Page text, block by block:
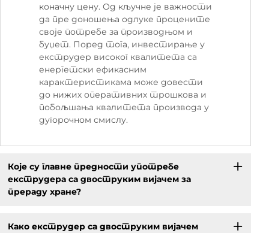
коначну цену. Од кључне је важности
да пре доношења одлуке процените
своје потребе за производњом и
буџет. Поред тога, инвестирање у
екструдер високог квалитета са
енергетски ефикасним
карактеристикама може довести
до нижих оперативних трошкова и
побољшања квалитета производа у
дугорочном смислу.
Које су главне предности употребе
екструдера са двоструким вијачем за
прераду хране?
Како екструдер са двоструким вијачем